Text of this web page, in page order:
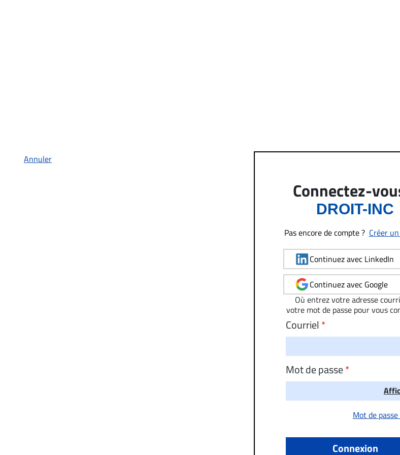
Annuler
Connectez-
DROIT-INC
Pas encore de compte ? Créer
Continuez avec LinkedIn
Continuez avec Google
Où entrez votre adresse
votre mot de passe pour vous
Courriel
Mot de passe
Mot de
Connexion